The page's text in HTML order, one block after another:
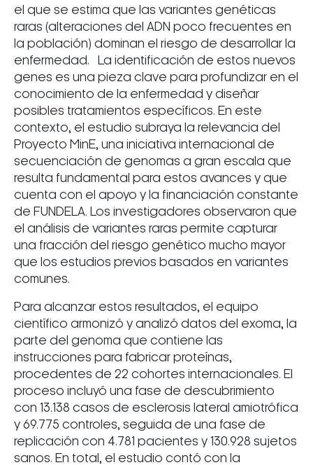
el que se estima que las variantes genéticas
raras (alteraciones del ADN poco frecuentes en
la población) dominan el riesgo de desarrollar la
enfermedad. La identificación de estos nuevos
genes es una pieza clave para profundizar en el
conocimiento de la enfermedad y diseñar
posibles tratamientos específicos. En este
contexto, el estudio subraya la relevancia del
Proyecto MinE, una iniciativa internacional de
secuenciación de genomas a gran escala que
resulta fundamental para estos avances y que
cuenta con el apoyo y la financiación constante
de FUNDELA. Los investigadores observaron que
el análisis de variantes raras permite capturar
una fracción del riesgo genético mucho mayor
que los estudios previos basados en variantes
comunes.
Para alcanzar estos resultados, el equipo
científico armonizó y analizó datos del exoma, la
parte del genoma que contiene las
instrucciones para fabricar proteínas,
procedentes de 22 cohortes internacionales. El
proceso incluyó una fase de descubrimiento
con 13.138 casos de esclerosis lateral amiotrófica
y 69.775 controles, seguida de una fase de
replicación con 4.781 pacientes y 130.928 sujetos
sanos. En total, el estudio contó con la